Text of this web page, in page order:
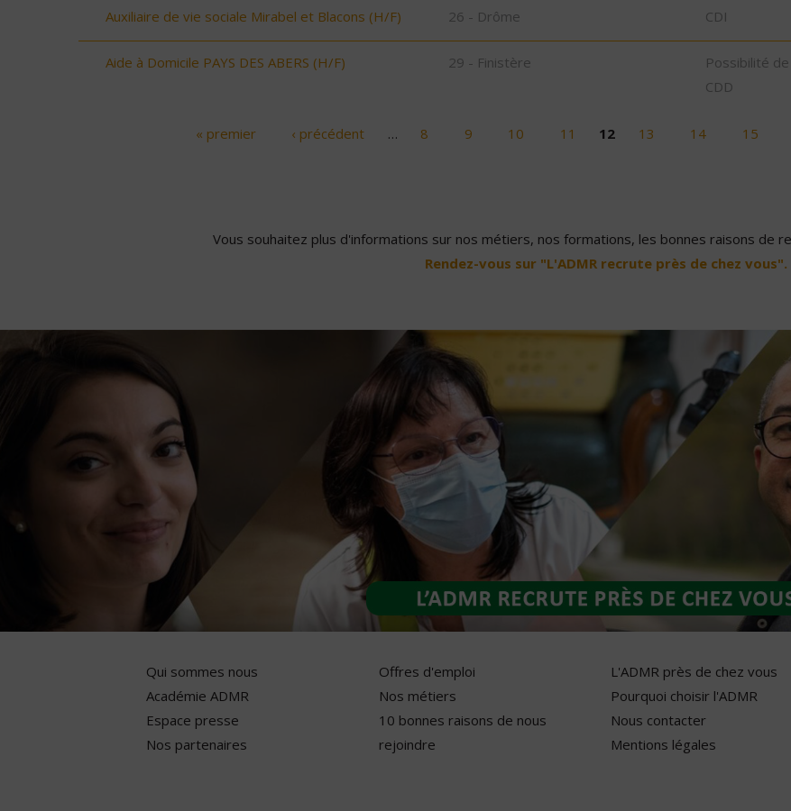
Auxiliaire de vie sociale Mirabel et Blacons (H/F) 26 - Drôme CDI
Aide à Domicile PAYS DES ABERS (H/F) 29 - Finistère
Possibilité
CDD
« premier ‹ précédent … 8 9 10 11 12 13 14 15
Vous souhaitez plus d'informations sur nos métiers, nos formations, les bonnes raisons de
Rendez-vous sur "L'ADMR recrute près de chez vous".
Qui sommes nous
Académie ADMR
Espace presse
Nos partenaires
Offres d'emploi
Nos métiers
10 bonnes raisons de nous
rejoindre
L'ADMR près de chez vous
Pourquoi choisir l'ADMR
Nous contacter
Mentions légales